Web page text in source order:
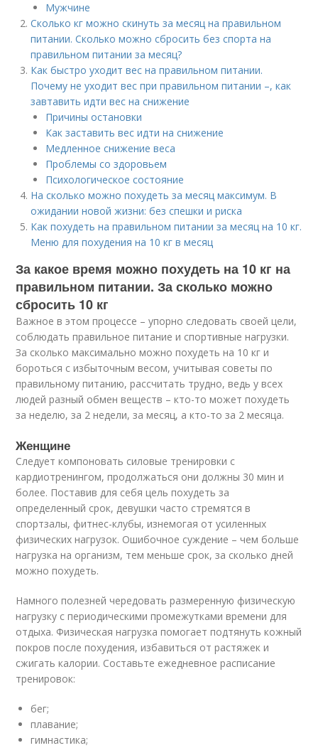
Мужчине
Сколько кг можно скинуть за месяц на правильном
питании. Сколько можно сбросить без спорта на
правильном питании за месяц?
Как быстро уходит вес на правильном питании.
Почему не уходит вес при правильном питании –, как
завтавить идти вес на снижение
Причины остановки
Как заставить вес идти на снижение
Медленное снижение веса
Проблемы со здоровьем
Психологическое состояние
На сколько можно похудеть за месяц максимум. В
ожидании новой жизни: без спешки и риска
Как похудеть на правильном питании за месяц на 10 кг.
Меню для похудения на 10 кг в месяц
За какое время можно похудеть на 10 кг на
правильном питании. За сколько можно
сбросить 10 кг
Важное в этом процессе – упорно следовать своей цели,
соблюдать правильное питание и спортивные нагрузки.
За сколько максимально можно похудеть на 10 кг и
бороться с избыточным весом, учитывая советы по
правильному питанию, рассчитать трудно, ведь у всех
людей разный обмен веществ – кто-то может похудеть
за неделю, за 2 недели, за месяц, а кто-то за 2 месяца.
Женщине
Следует компоновать силовые тренировки с
кардиотренингом, продолжаться они должны 30 мин и
более. Поставив для себя цель похудеть за
определенный срок, девушки часто стремятся в
спортзалы, фитнес-клубы, изнемогая от усиленных
физических нагрузок. Ошибочное суждение – чем больше
нагрузка на организм, тем меньше срок, за сколько дней
можно похудеть.
Намного полезней чередовать размеренную физическую
нагрузку с периодическими промежутками времени для
отдыха. Физическая нагрузка помогает подтянуть кожный
покров после похудения, избавиться от растяжек и
сжигать калории. Составьте ежедневное расписание
тренировок:
бег;
плавание;
гимнастика;